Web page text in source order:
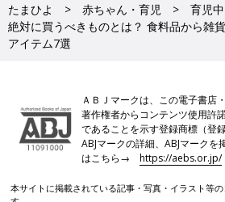
たまひよ 赤ちゃん・育児
育児
絶対に買うべきものとは？ 食料品から雑
アイテム7選
ＡＢＪマークは、この電子書店
著作権者からコンテンツ使用許
であることを示す登録商標（登
ABJマークの詳細、ABJマーク
はこちら→https://aebs.or.jp/
本サイトに掲載されている記事・写真・イラスト等